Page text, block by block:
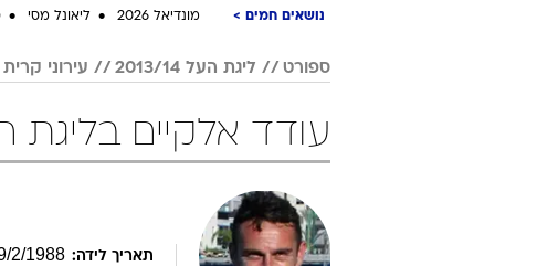
ליגה א'
נושאים חמים מונדיאל 2026 ליאונל מסי
ספורט ליגת העל 2013/14 עירוני
עודד אלקיים בליגת העל 2013/14
תאריך לידה: /2/1988